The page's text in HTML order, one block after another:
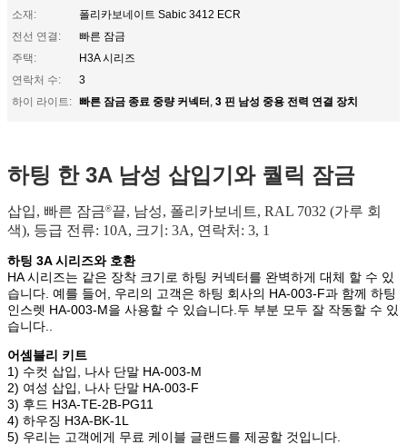
소재:
폴리카보네이트 Sabic 3412 ECR
전선 연결:
빠른 잠금
주택:
H3A 시리즈
연락처 수:
3
하이 라이트: 빠른 잠금 종료 중량 커넥터, 3 핀 남성 중용 전력 연결 장치
하팅 한 3A 남성 삽입기와 퀄릭 잠금
삽입, 빠른 잠금®끝, 남성, 폴리카보네트, RAL 7032 (가루 회
색), 등급 전류: 10A, 크기: 3A, 연락처: 3, 1
하팅 3A 시리즈와 호환
HA 시리즈는 같은 장착 크기로 하팅 커넥터를 완벽하게 대체 할 수 있
습니다. 예를 들어, 우리의 고객은 하팅 회사의 HA-003-F과 함께 하팅
인스렛 HA-003-M을 사용할 수 있습니다.두 부분 모두 잘 작동할 수 있
습니다..
어셈블리 키트
1) 수컷 삽입, 나사 단말 HA-003-M
2) 여성 삽입, 나사 단말 HA-003-F
3) 후드 H3A-TE-2B-PG11
4) 하우징 H3A-BK-1L
5) 우리는 고객에게 무료 케이블 글랜드를 제공할 것입니다.